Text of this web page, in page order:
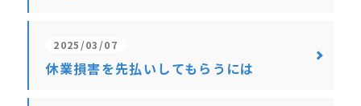
2025/03/07
休業損害を先払いしてもらうには